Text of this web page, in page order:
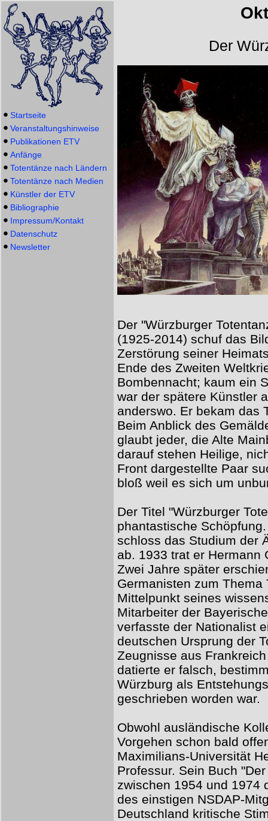
Startseite
Veranstaltungshinweise
Publikationen ETV
Anfänge
Totentänze nach Ländern
Totentänze nach Medien
Künstler der ETV
Bibliographie
Impressum/Kontakt
Datenschutz
Newsletter
Der
Der "Würzburger
(1925-2014) schuf das
Zerstörung seiner
Ende des Zweiten
Bombennacht; kaum ein
war der spätere Künstler
anderswo. Er bekam das
Beim Anblick des
glaubt jeder, die Alte
darauf stehen Heilige,
Front dargestellte Paar
bloß weil es sich um
Der Titel "Würzburger
phantastische
schloss das Studium der
ab. 1933 trat er Hermann
Zwei Jahre später
Germanisten zum
Mittelpunkt seines
Mitarbeiter der
verfasste der Nationalist
deutschen Ursprung der
Zeugnisse aus
datierte er falsch,
Würzburg als
geschrieben worden war.
Obwohl ausländische
Vorgehen schon bald
Maximilians-Universität
Professur. Sein Buch
zwischen 1954 und 1974
des einstigen NSDAP-
Deutschland kritische